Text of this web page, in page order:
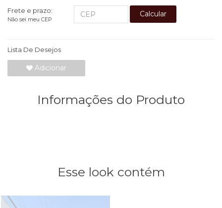
Frete e prazo:
Não sei meu CEP
Calcular
Lista De Desejos
Adicionar
Informações do Produto
Esse look contém